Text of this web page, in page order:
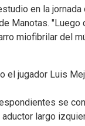
en la
Manotas.
miofibrilar del
el jugador Luis
se
largo